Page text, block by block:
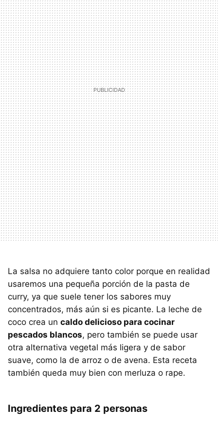
La salsa no adquiere tanto color porque en realidad
usaremos una pequeña porción de la pasta de
curry, ya que suele tener los sabores muy
concentrados, más aún si es picante. La leche de
coco crea un caldo delicioso para cocinar
pescados blancos, pero también se puede usar
otra alternativa vegetal más ligera y de sabor
suave, como la de arroz o de avena. Esta receta
también queda muy bien con merluza o rape.
Ingredientes para 2 personas